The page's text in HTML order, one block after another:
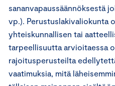
sananvapaussäännöksestä
vp.). Perustuslakivaliokunta
yhteiskunnallisen tai
tarpeellisuutta arvioitaessa
rajoitusperusteilta
vaatimuksia, mitä